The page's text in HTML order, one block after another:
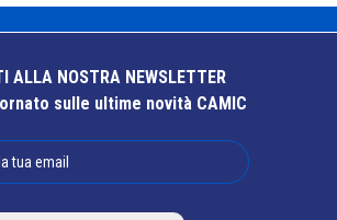
ALLA NOSTRA NEWSLETTER
sulle ultime novità CAMIC